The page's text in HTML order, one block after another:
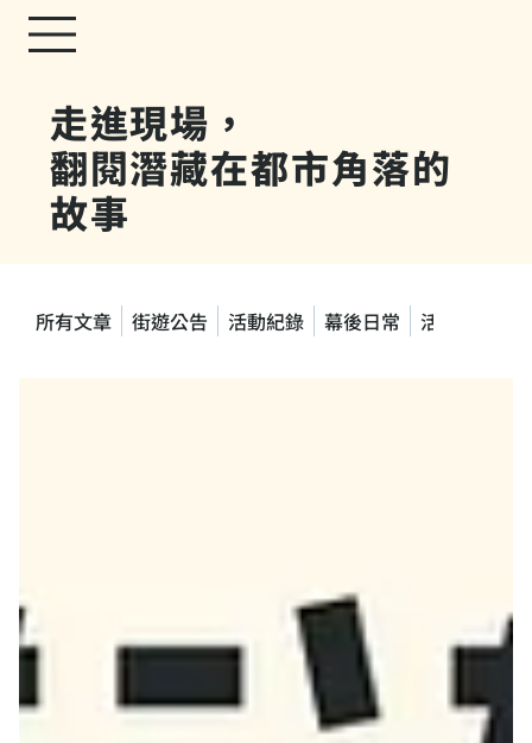
走進現場，
翻閱潛藏在都市角落的
故事
所有文章 街遊公告 活動紀錄 幕後日常 活動快訊